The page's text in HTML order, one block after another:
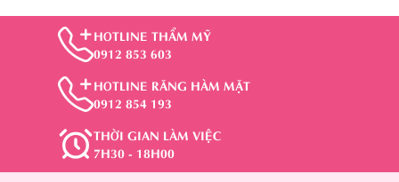
HOTLINE THẨM MỸ
0912 853 603
HOTLINE RĂNG HÀM MẶT
0912 854 193
THỜI GIAN LÀM VIỆC
7H30 - 18H00